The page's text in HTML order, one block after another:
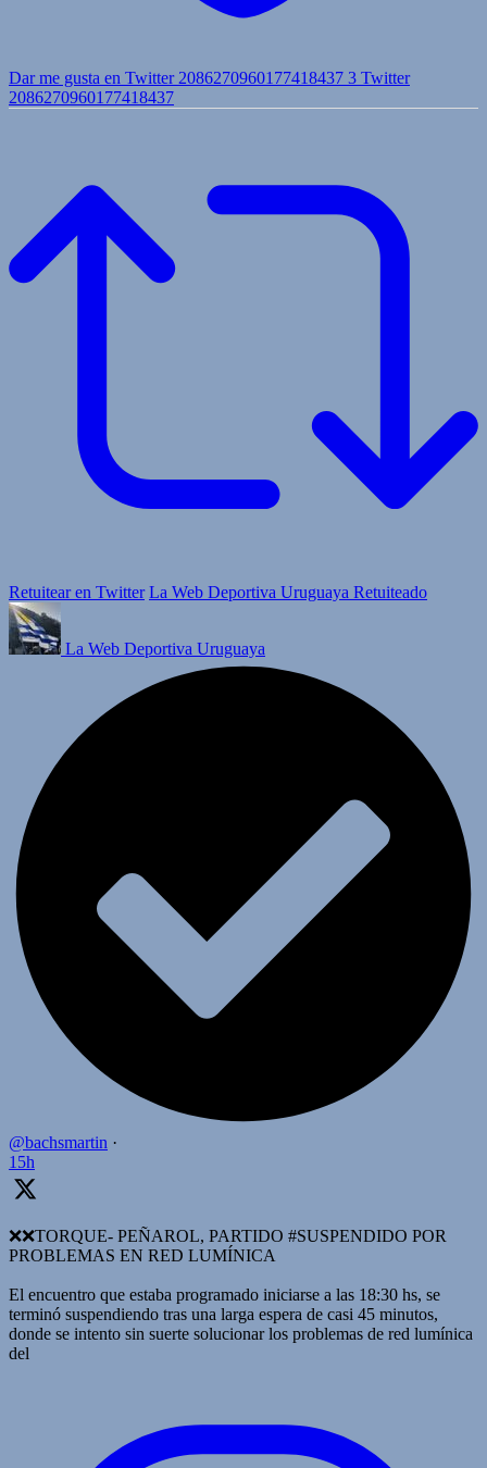
Dar me gusta en Twitter 2086270960177418437 3 Twitter
2086270960177418437
Retuitear en Twitter La Web Deportiva Uruguaya Retuiteado
La Web Deportiva Uruguaya
@bachsmartin ·
15h
❌️❌TORQUE- PEÑAROL, PARTIDO #SUSPENDIDO POR
PROBLEMAS EN RED LUMÍNICA
El encuentro que estaba programado iniciarse a las 18:30 hs, se
terminó suspendiendo tras una larga espera de casi 45 minutos,
donde se intento sin suerte solucionar los problemas de red lumínica
del